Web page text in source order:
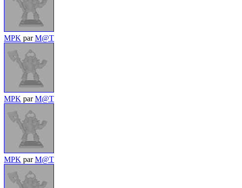
MPK parM@T
MPK parM@T
MPK parM@T